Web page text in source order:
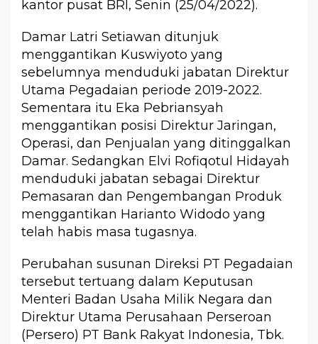
kantor pusat BRl, Senin (25/04/2022).
Damar Latri Setiawan ditunjuk
menggantikan Kuswiyoto yang
sebelumnya menduduki jabatan Direktur
Utama Pegadaian periode 2019-2022.
Sementara itu Eka Pebriansyah
menggantikan posisi Direktur Jaringan,
Operasi, dan Penjualan yang ditinggalkan
Damar. Sedangkan Elvi Rofiqotul Hidayah
menduduki jabatan sebagai Direktur
Pemasaran dan Pengembangan Produk
menggantikan Harianto Widodo yang
telah habis masa tugasnya.
Perubahan susunan Direksi PT Pegadaian
tersebut tertuang dalam Keputusan
Menteri Badan Usaha Milik Negara dan
Direktur Utama Perusahaan Perseroan
(Persero) PT Bank Rakyat Indonesia, Tbk.